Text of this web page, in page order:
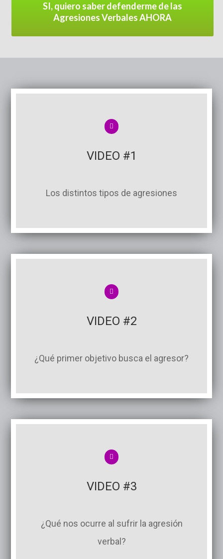
SI, quiero saber defenderme de las
Agresiones Verbales AHORA
VIDEO #1
Los distintos tipos de agresiones
VIDEO #2
¿Qué primer objetivo busca el agresor?
VIDEO #3
¿Qué nos ocurre al sufrir la agresión
verbal?